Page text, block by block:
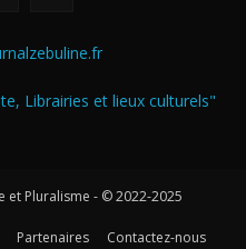
Librairies et lieux culturels"
et Pluralisme - © 2022-2025
Partenaires Contactez-nous